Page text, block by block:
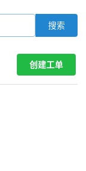
搜索
创建工单